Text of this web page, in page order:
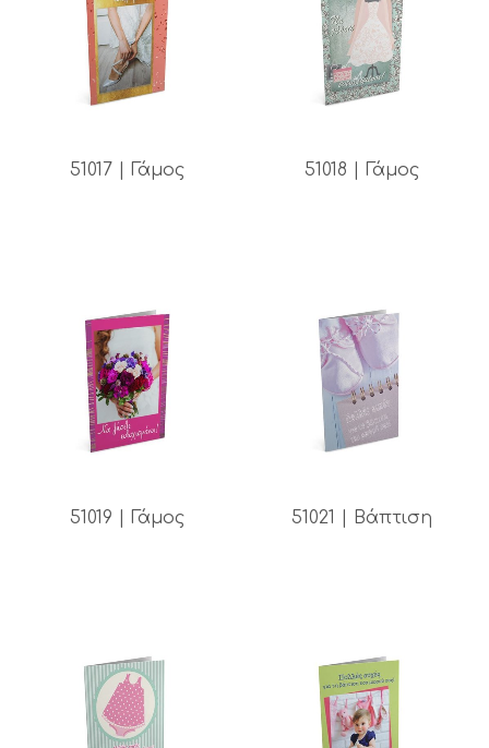
51017 | Γάμος 51018 | Γάμος
51019 | Γάμος 51021 | Βάπτιση